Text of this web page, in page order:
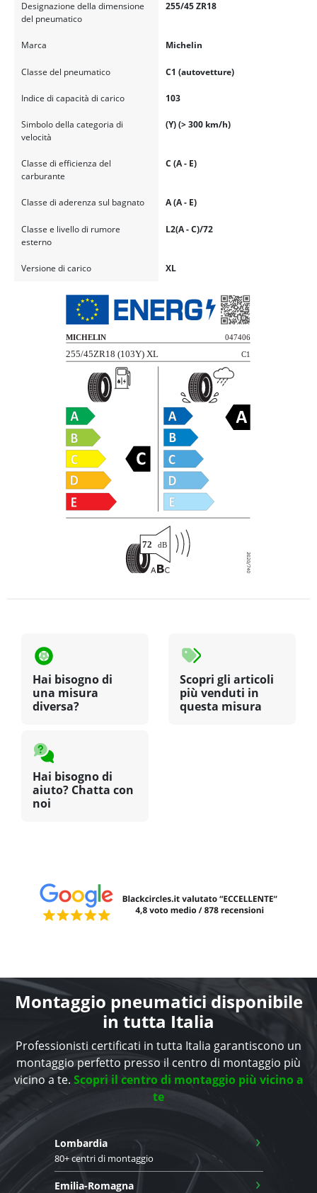
Designazione della dimensione
del pneumatico
255/45 ZR18
Marca Michelin
Classe del pneumatico C1 (autovetture)
Indice di capacità di carico 103
Simbolo della categoria di
velocità
(Y) (> 300 km/h)
Classe di efficienza del
carburante
C (A - E)
Classe di aderenza sul bagnato A (A - E)
Classe e livello di rumore
esterno
L2(A - C)/72
Versione di carico XL
Hai bisogno di
una misura
diversa?
Scopri gli articoli
più venduti in
questa misura
Hai bisogno di
aiuto? Chatta con
noi
Montaggio pneumatici disponibile
in tutta Italia
Professionisti certificati in tutta Italia garantiscono un
montaggio perfetto presso il centro di montaggio più
vicino a te. Scopri il centro di montaggio più vicino a
te
Lombardia
80+ centri di montaggio
›
Emilia-Romagna ›